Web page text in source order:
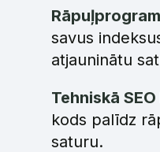
savus
atjauninātu
Tehniskā
kods palīdz
saturu.